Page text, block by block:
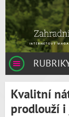
Kvalitní
prodlouží